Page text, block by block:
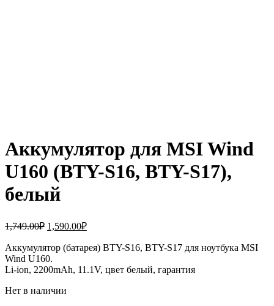
Аккумулятор для MSI Wind
U160 (BTY-S16, BTY-S17),
белый
1,749.00₽ Первоначальная
составляла
1,749.00₽.
1,590.00₽Текущая
1,590.00₽.
Аккумулятор (батарея) BTY-S16, BTY-S17 для ноутбука MSI
Wind U160.
Li-ion, 2200mAh, 11.1V, цвет белый, гарантия
Нет в наличии